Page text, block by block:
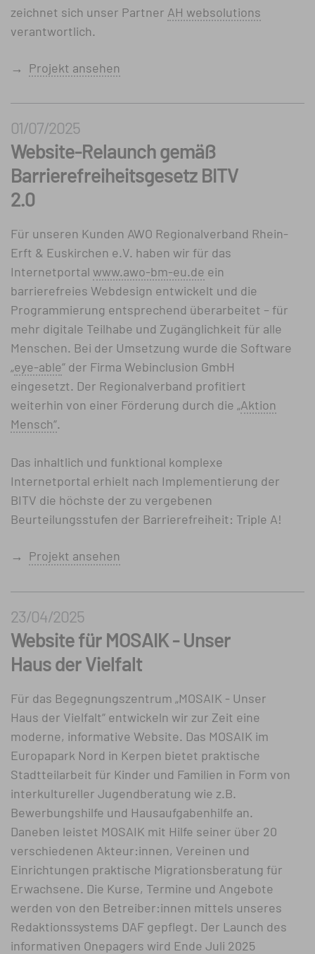
zeichnet sich unser Partner AH websolutions
verantwortlich.
→ Projekt ansehen
01/07/2025
Website-Relaunch gemäß
Barriere­frei­heits­gesetz BITV
2.0
Für unseren Kunden AWO Regionalverband Rhein-
Erft & Euskirchen e.V. haben wir für das
Internetportal www.awo-bm-eu.de ein
barrierefreies Webdesign entwickelt und die
Programmierung entsprechend überarbeitet – für
mehr digitale Teilhabe und Zugänglichkeit für alle
Menschen. Bei der Umsetzung wurde die Software
„eye-able“ der Firma Webinclusion GmbH
eingesetzt. Der Regionalverband profitiert
weiterhin von einer Förderung durch die „Aktion
Mensch“.
Das inhaltlich und funktional komplexe
Internetportal erhielt nach Implementierung der
BITV die höchste der zu vergebenen
Beurteilungsstufen der Barrierefreiheit: Triple A!
→ Projekt ansehen
23/04/2025
Website für MOSAIK - Unser
Haus der Vielfalt
Für das Begegnungszentrum „MOSAIK - Unser
Haus der Vielfalt“ entwickeln wir zur Zeit eine
moderne, informative Website. Das MOSAIK im
Europapark Nord in Kerpen bietet praktische
Stadtteilarbeit für Kinder und Familien in Form von
interkultureller Jugendberatung wie z.B.
Bewerbungshilfe und Hausaufgabenhilfe an.
Daneben leistet MOSAIK mit Hilfe seiner über 20
verschiedenen Akteur:innen, Vereinen und
Einrichtungen praktische Migrationsberatung für
Erwachsene. Die Kurse, Termine und Angebote
werden von den Betreiber:innen mittels unseres
Redaktionssystems DAF gepflegt. Der Launch des
informativen Onepagers wird Ende Juli 2025